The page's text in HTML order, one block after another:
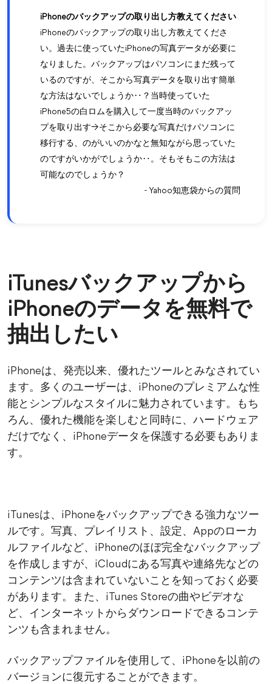
iPhoneのバックアップの取り出し方教えてください
iPhoneのバックアップの取り出し方教えてくださ
い。過去に使っていたiPhoneの写真データが必要に
なりました。バックアップはパソコンにまだ残って
いるのですが、そこから写真データを取り出す簡単
な方法はないでしょうか‥？当時使っていた
iPhone5の白ロムを購入して一度当時のバックアッ
プを取り出す→そこから必要な写真だけパソコンに
移行する、のがいいのかなと無知ながら思っていた
のですがいかがでしょうか‥。そもそもこの方法は
可能なのでしょうか？
- Yahoo知恵袋からの質問
iTunesバックアップから
iPhoneのデータを無料で
抽出したい
iPhoneは、発売以来、優れたツールとみなされてい
ます。多くのユーザーは、iPhoneのプレミアムな性
能とシンプルなスタイルに魅力されています。もち
ろん、優れた機能を楽しむと同時に、ハードウェア
だけでなく、iPhoneデータを保護する必要もありま
す。
iTunesは、iPhoneをバックアップできる強力なツー
ルです。写真、プレイリスト、設定、Appのローカ
ルファイルなど、iPhoneのほぼ完全なバックアップ
を作成しますが、iCloudにある写真や連絡先などの
コンテンツは含まれていないことを知っておく必要
があります。また、iTunes Storeの曲やビデオな
ど、インターネットからダウンロードできるコンテ
ンツも含まれません。
バックアップファイルを使用して、iPhoneを以前の
バージョンに復元することができます。